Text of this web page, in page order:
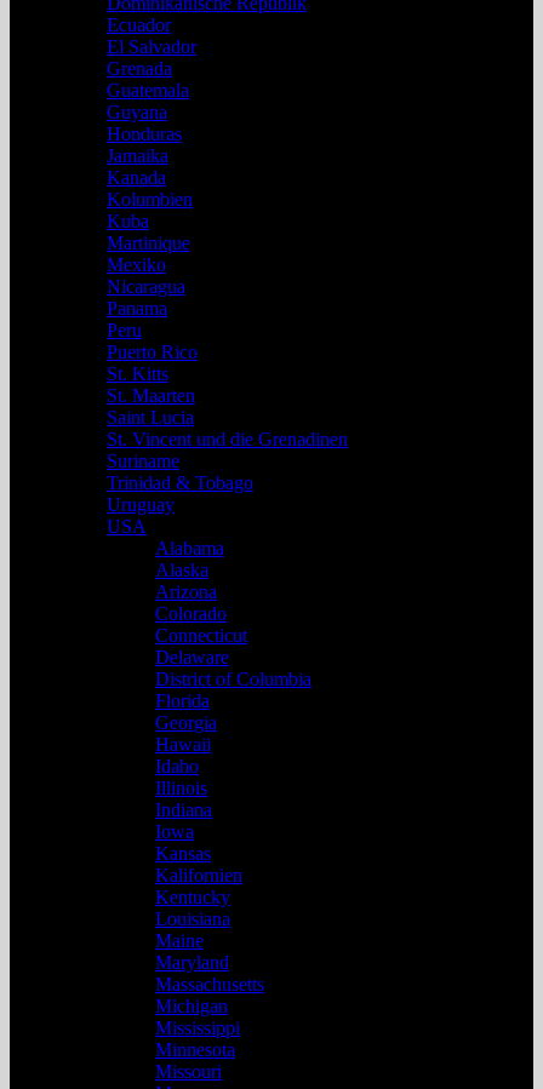
Ecuador
El Salvador
Grenada
Guatemala
Guyana
Honduras
Jamaika
Kanada
Kolumbien
Kuba
Martinique
Mexiko
Nicaragua
Panama
Peru
Puerto Rico
St. Kitts
St. Maarten
Saint Lucia
St. Vincent und die Grenadinen
Suriname
Trinidad & Tobago
Uruguay
USA
Alabama
Alaska
Arizona
Colorado
Connecticut
Delaware
District of Columbia
Florida
Georgia
Hawaii
Idaho
Illinois
Indiana
Iowa
Kansas
Kalifornien
Kentucky
Louisiana
Maine
Maryland
Massachusetts
Michigan
Mississippi
Minnesota
Missouri